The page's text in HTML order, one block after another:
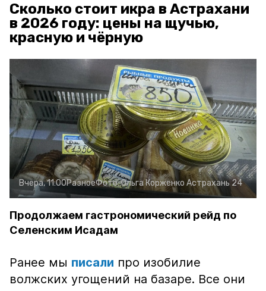
Сколько стоит икра в Астрахани
в 2026 году: цены на щучью,
красную и чёрную
Вчера, 11:00РазноеФото:Ольга Корженко Астрахань 24
Продолжаем гастрономический рейд по
Селенским Исадам
Ранее мы писали про изобилие
волжских угощений на базаре. Все они